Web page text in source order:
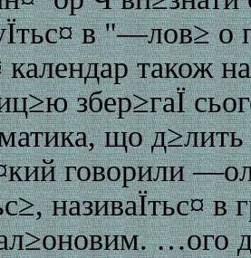
в "—лов≥ о
також
збер≥гаЇ
що д≥лить
говорили
називаЇтьс¤ в
…ого